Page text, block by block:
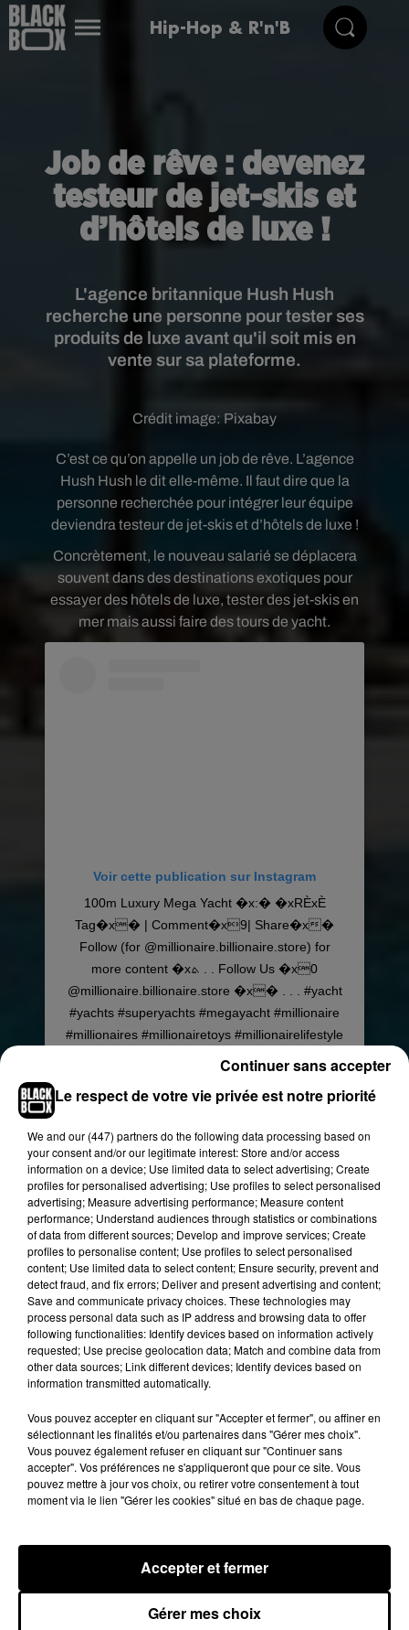
Hip-Hop & R'n'B
Job de rêve : devenez
testeur de jet-skis et
d’hôtels de luxe !
L'agence britannique Hush Hush
recherche une personne pour tester ses
produits de luxe avant qu'il soit mis en
vente sur sa plateforme.
Crédit image: Pixabay
C’est ce qu’on appelle un job de rêve. L’agence
Hush Hush le dit elle-même. Il faut dire que la
personne recherchée pour intégrer leur équipe
deviendra testeur de jet-skis et d’hôtels de luxe !
Concrètement, le nouveau salarié se déplacera
souvent dans des destinations exotiques pour
essayer des hôtels de luxe, tester des jet-skis en
mer mais aussi faire des tours de yacht.
Voir cette publication sur Instagram
100m Luxury Mega Yacht �x:� �xRÈxÈ
Tag�x� | Comment�x9️| Share�x�
Follow (for @millionaire.billionaire.store) for
more content �xܬ . . Follow Us �x0
@millionaire.billionaire.store �x� . . . #yacht
#yachts #superyachts #megayacht #millionaire
#millionaires #millionairetoys #millionairelifestyle
#millionairerow #millionairestyle
Une publication partagée parLUXURY • MILLIONAIRE • SUCCESS
Ensuite, il devra établir un rapport complet pour
déterminer si oui ou non le produit peut entrer
dans le catalogue proposé par Hush Hush.
L’agence ne se positionne que sur du très haut de
gamme.
Voir cette publication sur Instagram
Who would you share this luxury movie �x}�
�xÈ experience with? Tag�x� |
Comment�x9️| Share�x� Follow (for
Le respect de votre vie privée est notre priorité
We and our (447) partnersdo the following data processing based on
your consent and/or our legitimate interest: Store and/or access
information on a device; Use limited data to select advertising; Create
profiles for personalised advertising; Use profiles to select personalised
advertising; Measure advertising performance; Measure content
performance; Understand audiences through statistics or combinations
of data from different sources; Develop and improve services; Create
profiles to personalise content; Use profiles to select personalised
content; Use limited data to select content; Ensure security, prevent and
detect fraud, and fix errors; Deliver and present advertising and content;
Save and communicate privacy choices. These technologies may
process personal data such as IP address and browsing data to offer
following functionalities: Identify devices based on information actively
requested; Use precise geolocation data; Match and combine data from
other data sources; Link different devices; Identify devices based on
information transmitted automatically.
Vous pouvez accepter en cliquant sur "Accepter et fermer", ou affiner en
sélectionnant les finalités et/ou partenaires dans "Gérer mes choix".
Vous pouvez également refuser en cliquant sur "Continuer sans
accepter". Vos préférences ne s'appliqueront que pour ce site. Vous
pouvez mettre à jour vos choix, ou retirer votre consentement à tout
moment via le lien "Gérer les cookies" situé en bas de chaque page.
Gérer mes choix
Accepter et fermer
Continuer sans accepter